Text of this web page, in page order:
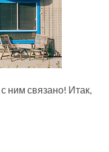
ним связано! Итак,